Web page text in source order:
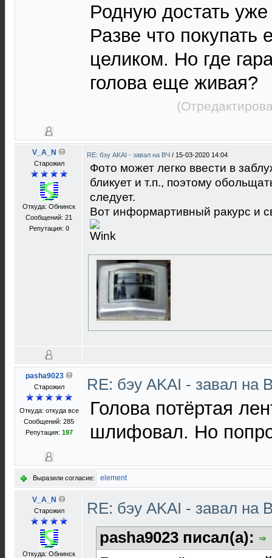
Родную достать уже
Разве что покупать
целиком. Но где
голова еще живая?
V_A_N
Старожил
Откуда: Обнинск
Сообщений: 21
Репутация: 0
RE: бэу AKAI - завал на ВЧ / 15-03-2020 14:04
Фото может легко ввести в
бликует и т.п., поэтому
следует.
Вот информартивный ракурс и
pasha9023
Старожил
Откуда: откуда все
Сообщений: 285
Репутация: 197
RE: бэу AKAI - завал на
Голова потёртая
шлифовал. Но
Выразили согласие: element
V_A_N
Старожил
Откуда: Обнинск
RE: бэу AKAI - завал на
pasha9023 писал(а):